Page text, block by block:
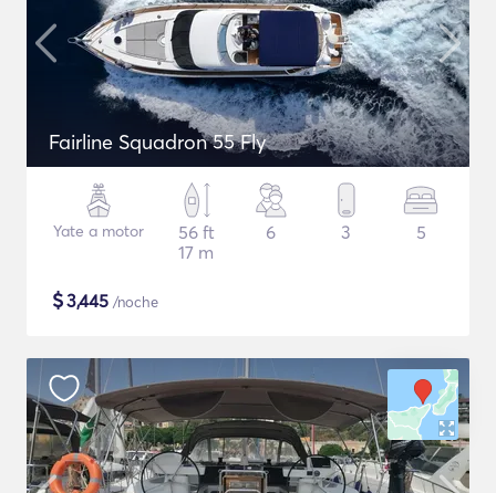
Fairline Squadron 55 Fly
Yate a motor
56 ft
17 m
6 3 5
$3,445 /noche